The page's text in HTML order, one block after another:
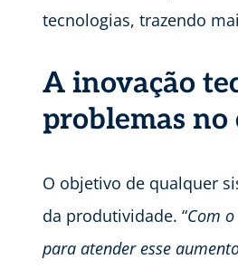
tecnologias, trazendo
A inovação
problemas no
O objetivo de qualquer
da produtividade. “Com
para atender esse